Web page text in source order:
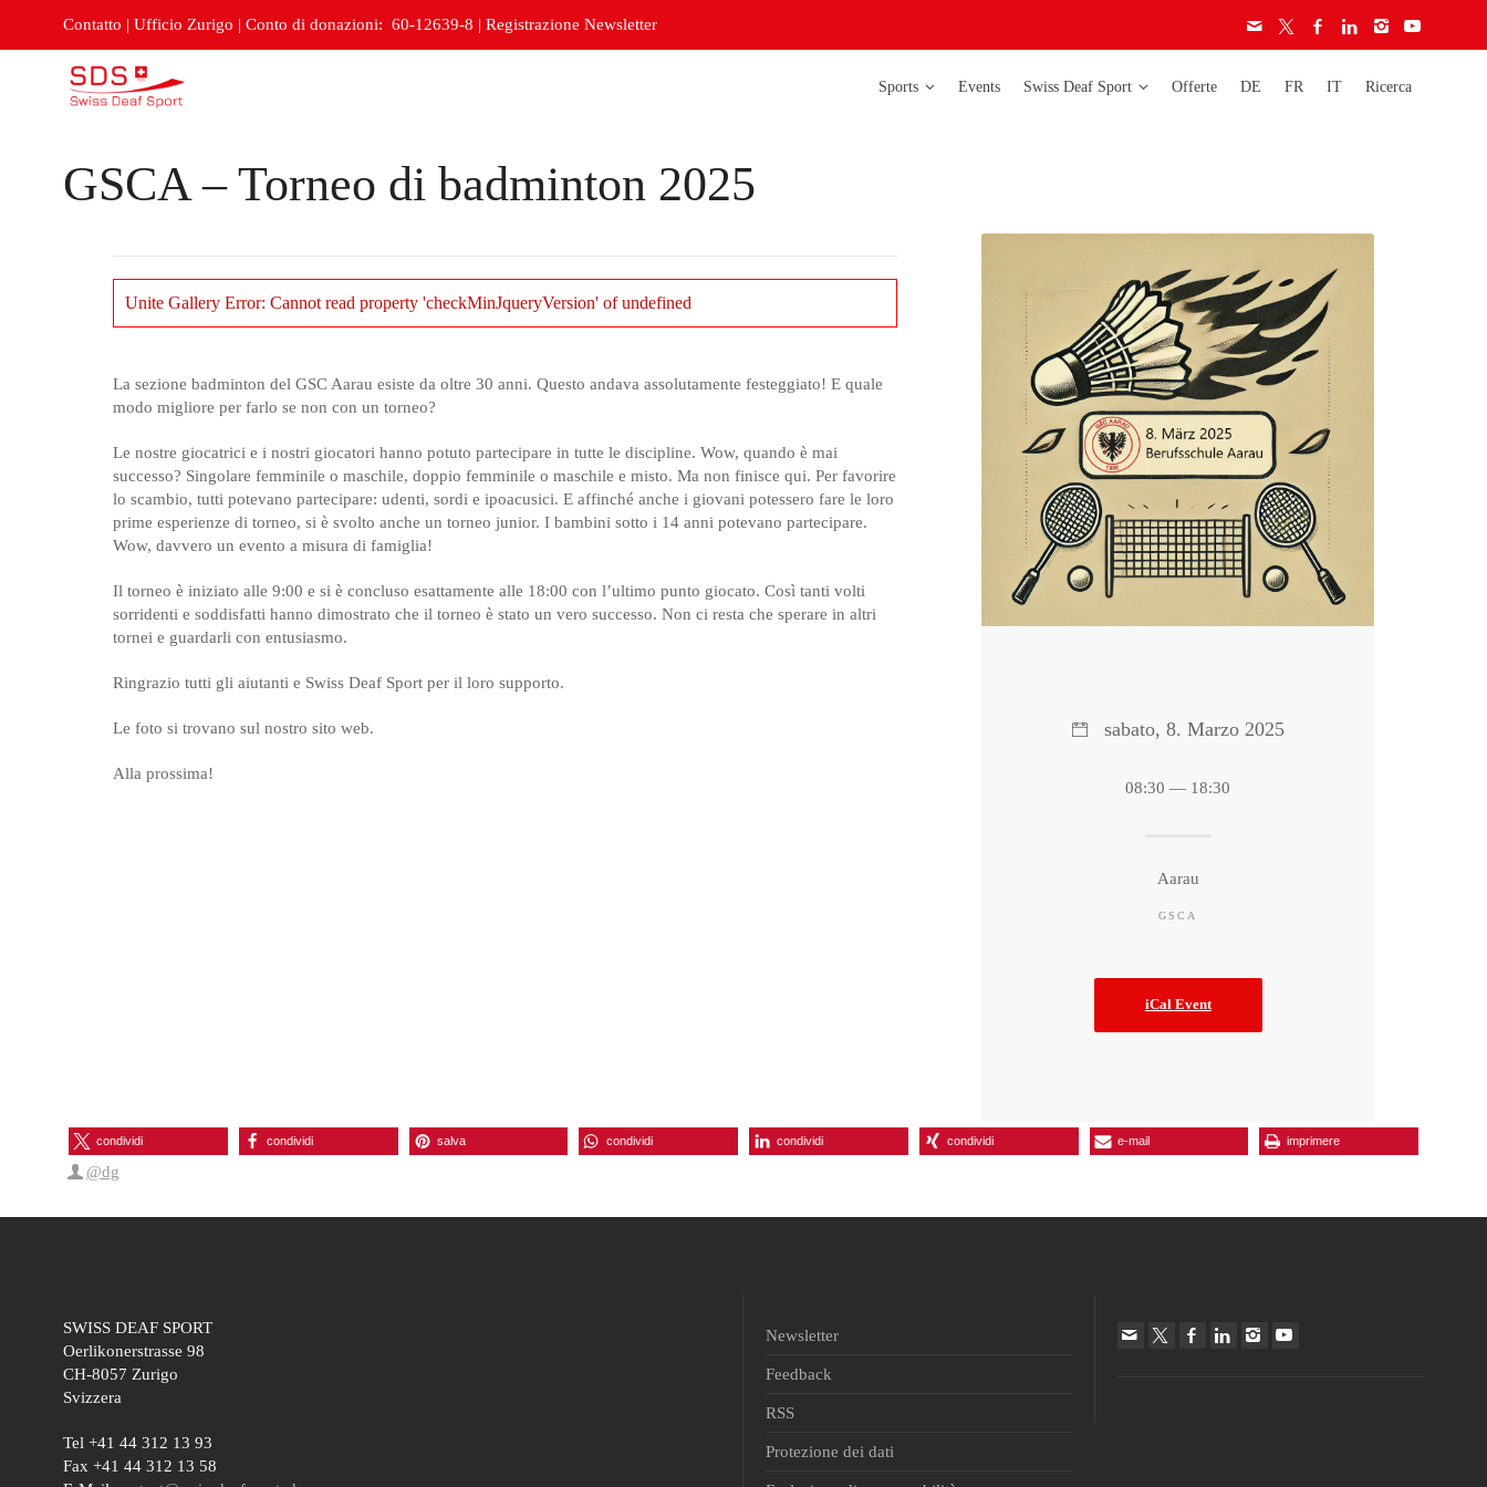
Contatto | Ufficio Zurigo | Conto di donazioni: 60-12639-8 | Registrazione Newsletter
Sports
Futsal delle signore
Futsal delle signori
Campionati
Campionati europei
Campionati svizzeri
Coppa svizzera
Carta etica
Licenze
Audiogramma
Regolamento
Events Swiss Deaf Sport Offerte DE FR IT Ricerca
GSCA – Torneo di badminton 2025
Unite Gallery Error: Cannot read property 'checkMinJqueryVersion' of undefined
La sezione badminton del GSC Aarau esiste da oltre 30 anni. Questo andava assolutamente festeggiato! E quale
modo migliore per farlo se non con un torneo?
Le nostre giocatrici e i nostri giocatori hanno potuto partecipare in tutte le discipline. Wow, quando è mai
successo? Singolare femminile o maschile, doppio femminile o maschile e misto. Ma non finisce qui. Per favorire
lo scambio, tutti potevano partecipare: udenti, sordi e ipoacusici. E affinché anche i giovani potessero fare le loro
prime esperienze di torneo, si è svolto anche un torneo junior. I bambini sotto i 14 anni potevano partecipare.
Wow, davvero un evento a misura di famiglia!
Il torneo è iniziato alle 9:00 e si è concluso esattamente alle 18:00 con l’ultimo punto giocato. Così tanti volti
sorridenti e soddisfatti hanno dimostrato che il torneo è stato un vero successo. Non ci resta che sperare in altri
tornei e guardarli con entusiasmo.
Ringrazio tutti gli aiutanti e Swiss Deaf Sport per il loro supporto.
Le foto si trovano sul nostro sito web.
Alla prossima!
sabato, 8. Marzo 2025
08:30 — 18:30
Aarau
GSCA
iCal Event
condividi condividi salva condividi condividi condividi e-mail imprimere
@dg
SWISS DEAF SPORT
Oerlikonerstrasse 98
CH-8057 Zurigo
Svizzera
Tel +41 44 312 13 93
Fax +41 44 312 13 58
Newsletter
Feedback
RSS
Protezione dei dati